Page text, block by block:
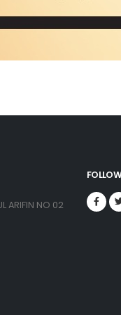
ARIFIN NO 02